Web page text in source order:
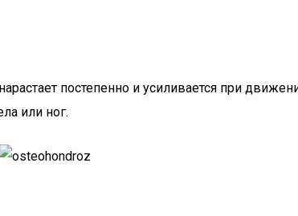
постепенно и усиливается при
или ног.